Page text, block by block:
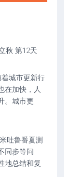
秋 第12天
城市更新行
在加快，人
。城市更
吐鲁番夏测
同步等问
地总结和复